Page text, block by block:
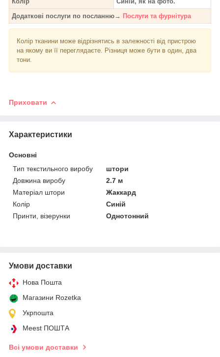
Додаткові послуги по посланню→ Послуги та фурнітура
Колір тканини може відрізнятись в залежності від пристрою
на якому ви її переглядаєте. Різниця може бути в один, два
тони.
Приховати
Характеристики
Основні
Тип текстильного виробу
штори
Довжина виробу
2.7 м
Матеріал штори
Жаккард
Колір
Синій
Принти, візерунки
Однотонний
Умови доставки
Нова Пошта
Магазини Rozetka
Укрпошта
Meest ПОШТА
Всі умови доставки